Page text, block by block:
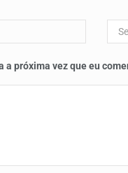
a próxima vez que eu